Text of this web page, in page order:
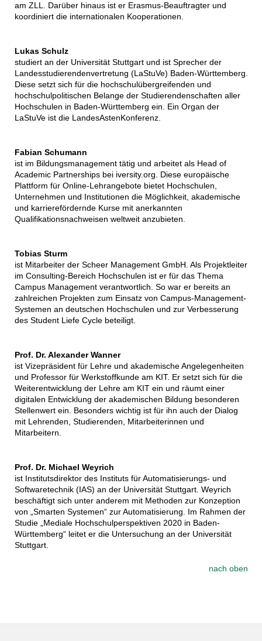
am ZLL. Darüber hinaus ist er Erasmus-Beauftragter und
koordiniert die internationalen Kooperationen.
Lukas Schulz
studiert an der Universität Stuttgart und ist Sprecher der
Landesstudierendenvertretung (LaStuVe) Baden-Württemberg.
Diese setzt sich für die hochschulübergreifenden und
hochschulpolitischen Belange der Studierendenschaften aller
Hochschulen in Baden-Württemberg ein. Ein Organ der
LaStuVe ist die LandesAstenKonferenz.
Fabian Schumann
ist im Bildungsmanagement tätig und arbeitet als Head of
Academic Partnerships bei iversity.org. Diese europäische
Plattform für Online-Lehrangebote bietet Hochschulen,
Unternehmen und Institutionen die Möglichkeit, akademische
und karrierefördernde Kurse mit anerkannten
Qualifikationsnachweisen weltweit anzubieten.
Tobias Sturm
ist Mitarbeiter der Scheer Management GmbH. Als Projektleiter
im Consulting-Bereich Hochschulen ist er für das Thema
Campus Management verantwortlich. So war er bereits an
zahlreichen Projekten zum Einsatz von Campus-Management-
Systemen an deutschen Hochschulen und zur Verbesserung
des Student Liefe Cycle beteiligt.
Prof. Dr. Alexander Wanner
ist Vizepräsident für Lehre und akademische Angelegenheiten
und Professor für Werkstoffkunde am KIT. Er setzt sich für die
Weiterentwicklung der Lehre am KIT ein und räumt einer
digitalen Entwicklung der akademischen Bildung besonderen
Stellenwert ein. Besonders wichtig ist für ihn auch der Dialog
mit Lehrenden, Studierenden, Mitarbeiterinnen und
Mitarbeitern.
Prof. Dr. Michael Weyrich
ist Institutsdirektor des Instituts für Automatisierungs- und
Softwaretechnik (IAS) an der Universität Stuttgart. Weyrich
beschäftigt sich unter anderem mit Methoden zur Konzeption
von „Smarten Systemen“ zur Automatisierung. Im Rahmen der
Studie „Mediale Hochschulperspektiven 2020 in Baden-
Württemberg“ leitet er die Untersuchung an der Universität
Stuttgart.
nach oben